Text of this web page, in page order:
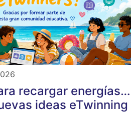
recargar
ideas eTwinning